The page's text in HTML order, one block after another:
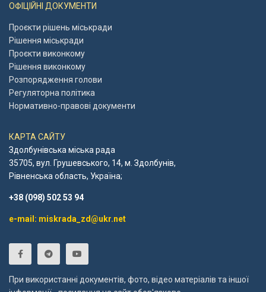
ОФІЦІЙНІ ДОКУМЕНТИ
Проєкти рішень міськради
Рішення міськради
Проєкти виконкому
Рішення виконкому
Розпорядження голови
Регуляторна політика
Нормативно-правові документи
КАРТА САЙТУ
Здолбунівська міська рада
35705, вул. Грушевського, 14, м. Здолбунів,
Рівненська область, Україна;
+38 (098) 502 53 94
e-mail: miskrada_zd@ukr.net
При використанні документів, фото, відео матеріалів та іншої